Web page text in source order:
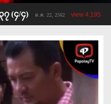
(၄/၄) ต.ค. 22, 2562 view 4,195